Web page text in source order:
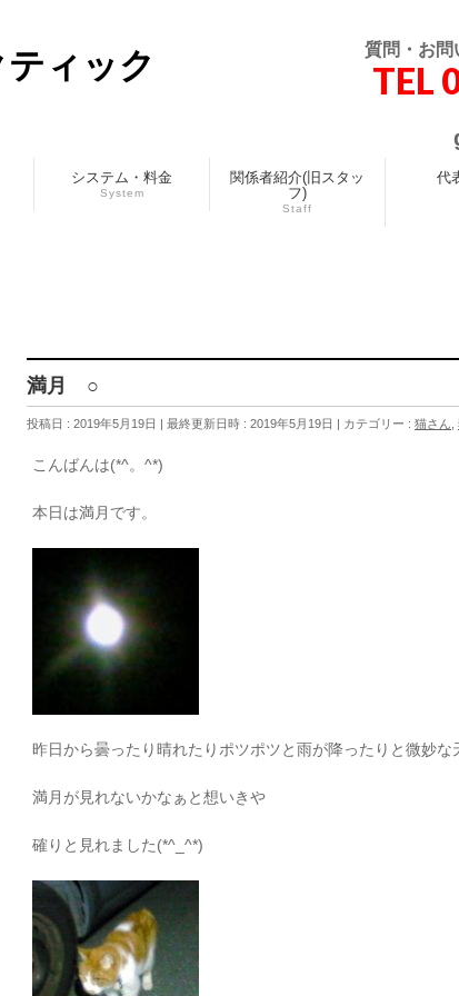
ィック 質問・お問
TEL
システム・料金
System
関係者紹介(旧スタッ
フ)
Staff
代
満月 ○
投稿日 : 2019年5月19日 最終更新日時 : 2019年5月19日 カテゴリー : 猫さん
こんばんは(*^。^*)
本日は満月です。
昨日から曇ったり晴れたりポツポツと雨が降ったりと微妙な
満月が見れないかなぁと想いきや
確りと見れました(*^_^*)